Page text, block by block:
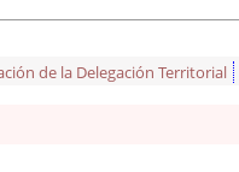
de la Delegación Territorial